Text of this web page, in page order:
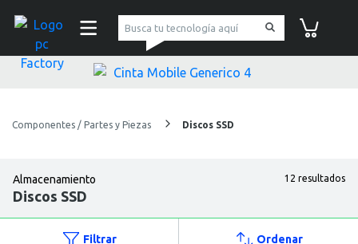
pc Factory
Componentes / Partes y Piezas Discos SSD
Almacenamiento
Discos SSD
12 resultados
Filtrar Ordenar